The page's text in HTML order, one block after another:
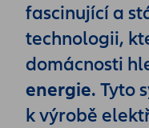
fascinující a
technologii,
domácnosti
energie. Tyto
k výrobě